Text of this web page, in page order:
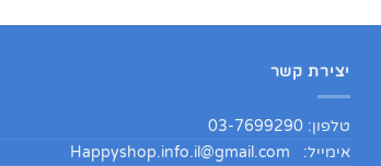
יצירת קשר
טלפון: 03-7699290
אימייל: Happyshop.info.il@gmail.com